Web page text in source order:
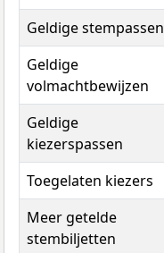
Geldige stempassen
Geldige
volmachtbewijzen
Geldige
kiezerspassen
Toegelaten kiezers
Meer getelde
stembiljetten